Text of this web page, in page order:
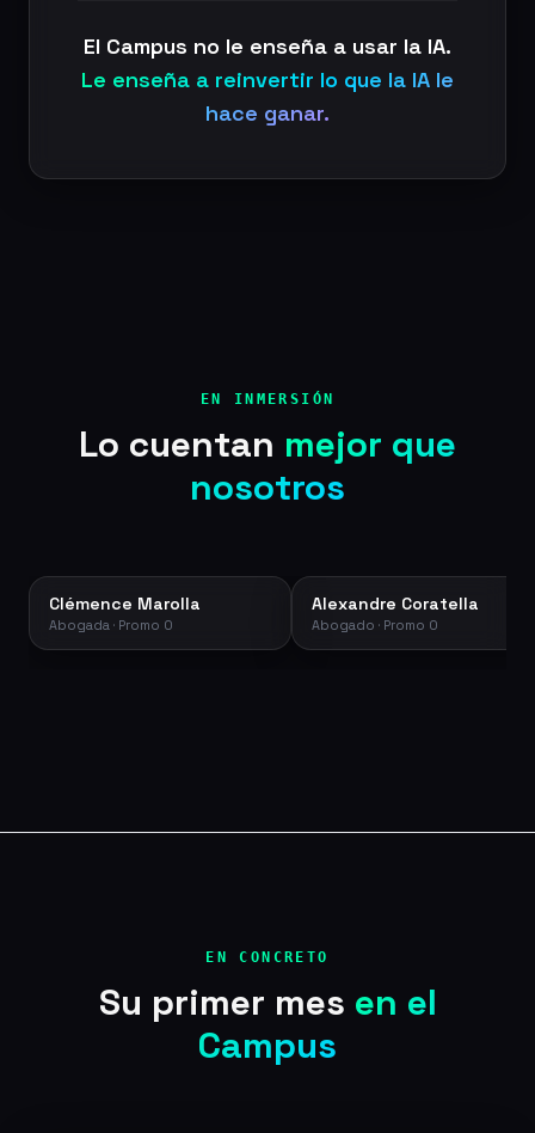
El Campus no le enseña a usar la IA.
Le enseña a reinvertir lo que la IA le
hace ganar.
EN INMERSIÓN
Lo cuentan mejor que
nosotros
Clémence Marolla
Abogada · Promo 0
Alexandre Coratella
Abogado · Promo 0
EN CONCRETO
Su primer mes en el
Campus